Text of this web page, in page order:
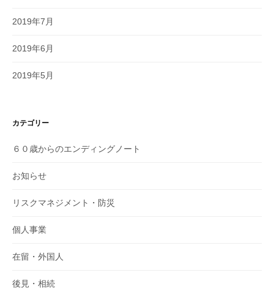
2019年7月
2019年6月
2019年5月
カテゴリー
６０歳からのエンディングノート
お知らせ
リスクマネジメント・防災
個人事業
在留・外国人
後見・相続